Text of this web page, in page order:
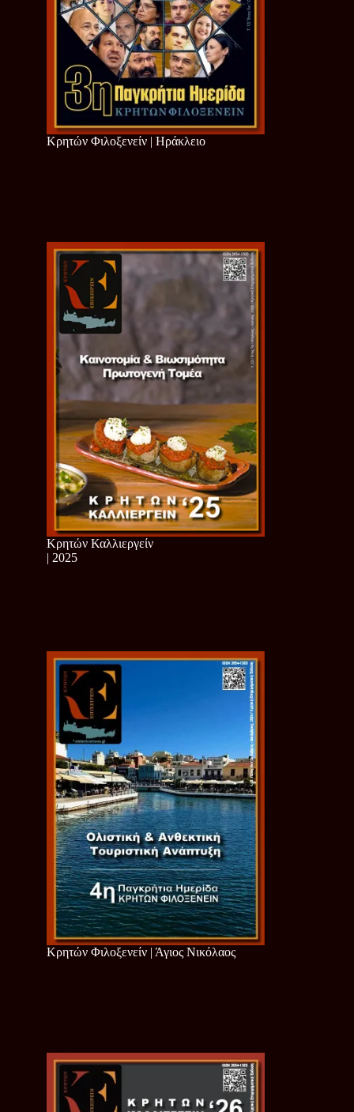
Κρητών Φιλοξενείν | Ηράκλειο
Κρητών Καλλιεργείν
| 2025
Κρητών Φιλοξενείν | Άγιος Νικόλαος